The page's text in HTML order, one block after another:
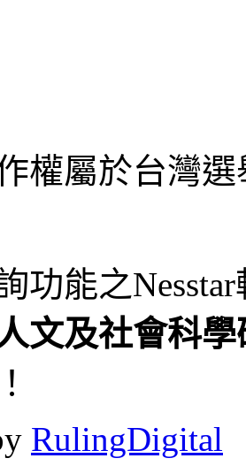
權屬於台灣
功能之Nesstar
文及社會科
RulingDigital